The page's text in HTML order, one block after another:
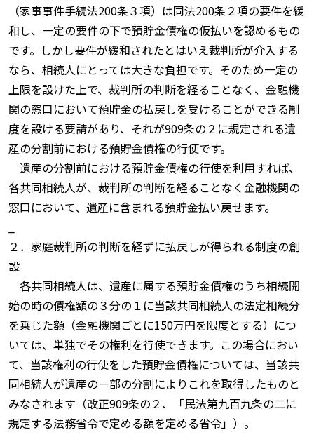
（家事事件手続法200条３項）は同法200条２項の要件を緩
和し、一定の要件の下で預貯金債権の仮払いを認めるもの
です。しかし要件が緩和されたとはいえ裁判所が介入する
なら、相続人にとっては大きな負担です。そのため一定の
上限を設けた上で、裁判所の判断を経ることなく、金融機
関の窓口において預貯金の払戻しを受けることができる制
度を設ける要請があり、それが909条の２に規定される遺
産の分割前における預貯金債権の行使です。
遺産の分割前における預貯金債権の行使を利用すれば、
各共同相続人が、裁判所の判断を経ることなく金融機関の
窓口において、遺産に含まれる預貯金払い戻せます。
２．家庭裁判所の判断を経ずに払戻しが得られる制度の創
設
各共同相続人は、遺産に属する預貯金債権のうち相続開
始の時の債権額の３分の１に当該共同相続人の法定相続分
を乗じた額（金融機関ごとに150万円を限度とする）につ
いては、単独でその権利を行使できます。この場合におい
て、当該権利の行使をした預貯金債権については、当該共
同相続人が遺産の一部の分割によりこれを取得したものと
みなされます（改正909条の２、「民法第九百九条の二に
規定する法務省令で定める額を定める省令」）。